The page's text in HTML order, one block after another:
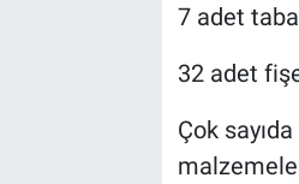
7 adet
32 adet
Çok